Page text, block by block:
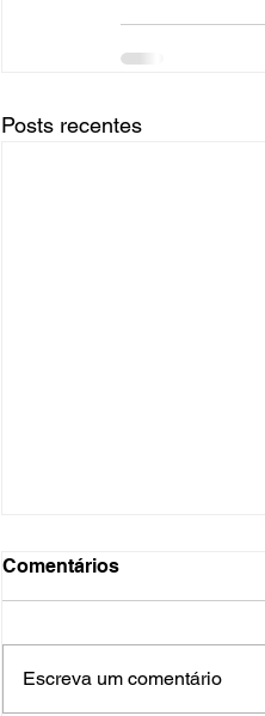
Posts recentes
Comentários
Escreva um comentário